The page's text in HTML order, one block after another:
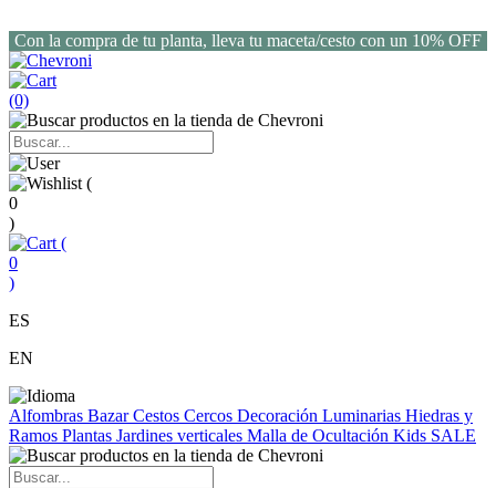
Con la compra de tu planta, lleva tu maceta/cesto con un 10% OFF
(0)
(
0
)
(
0
)
ES
EN
Alfombras BazarCestos Cercos Decoración Luminarias Hiedras y
Ramos Plantas Jardines verticales Malla de Ocultación Kids SALE